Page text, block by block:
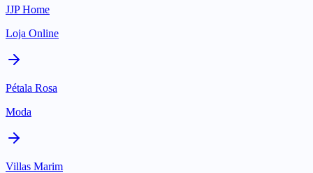
JJP Home
Loja Online
Pétala Rosa
Moda
Villas Marim